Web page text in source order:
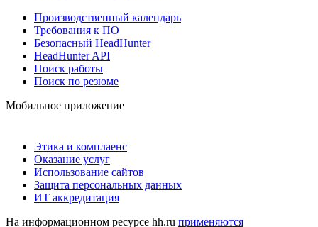
Производственный календарь
Требования к ПО
Безопасный HeadHunter
HeadHunter API
Поиск работы
Поиск по резюме
Мобильное приложение
Этика и комплаенс
Оказание услуг
Использование сайтов
Защита персональных данных
ИТ аккредитация
На информационном ресурсе hh.ru применяются